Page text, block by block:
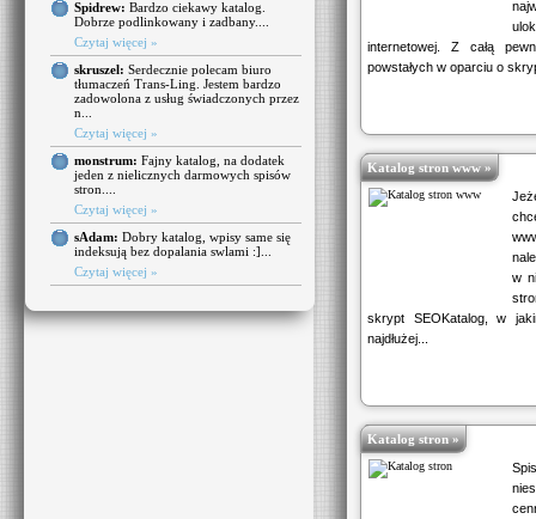
Spidrew: Bardzo ciekawy katalog.
Dobrze podlinkowany i zadbany....
Czytaj więcej »
skruszel: Serdecznie polecam biuro
tłumaczeń Trans-Ling. Jestem bardzo
zadowolona z usług świadczonych przez
n...
Czytaj więcej »
monstrum: Fajny katalog, na dodatek
jeden z nielicznych darmowych spisów
stron....
Czytaj więcej »
sAdam: Dobry katalog, wpisy same się
indeksują bez dopalania swlami :]...
Czytaj więcej »
internetowej. Z całą
powstałych w oparciu o
Katalog stron www »
w
skrypt SEOKatalog, w
najdłużej...
Katalog stron »